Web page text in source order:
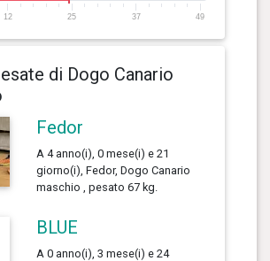
12 25 37 49
di Dogo Canario
Fedor
A 4 anno(i), 0 mese(i) e 21
giorno(i), Fedor, Dogo Canario
maschio , pesato 67 kg.
BLUE
A 0 anno(i), 3 mese(i) e 24